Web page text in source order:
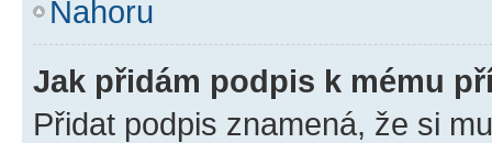
Nahoru
Jak přidám podpis k mému
Přidat podpis znamená, že si